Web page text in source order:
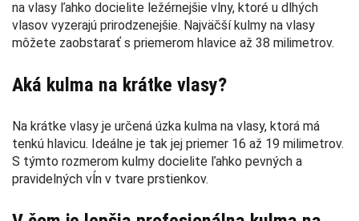
na vlasy ľahko docielite ležérnejšie vlny, ktoré u dlhých
vlasov vyzerajú prirodzenejšie. Najväčší kulmy na vlasy
môžete zaobstarať s priemerom hlavice až 38 milimetrov.
Aká kulma na krátke vlasy?
Na krátke vlasy je určená úzka kulma na vlasy, ktorá má
tenkú hlavicu. Ideálne je tak jej priemer 16 až 19 milimetrov.
S týmto rozmerom kulmy docielite ľahko pevných a
pravidelných vĺn v tvare prstienkov.